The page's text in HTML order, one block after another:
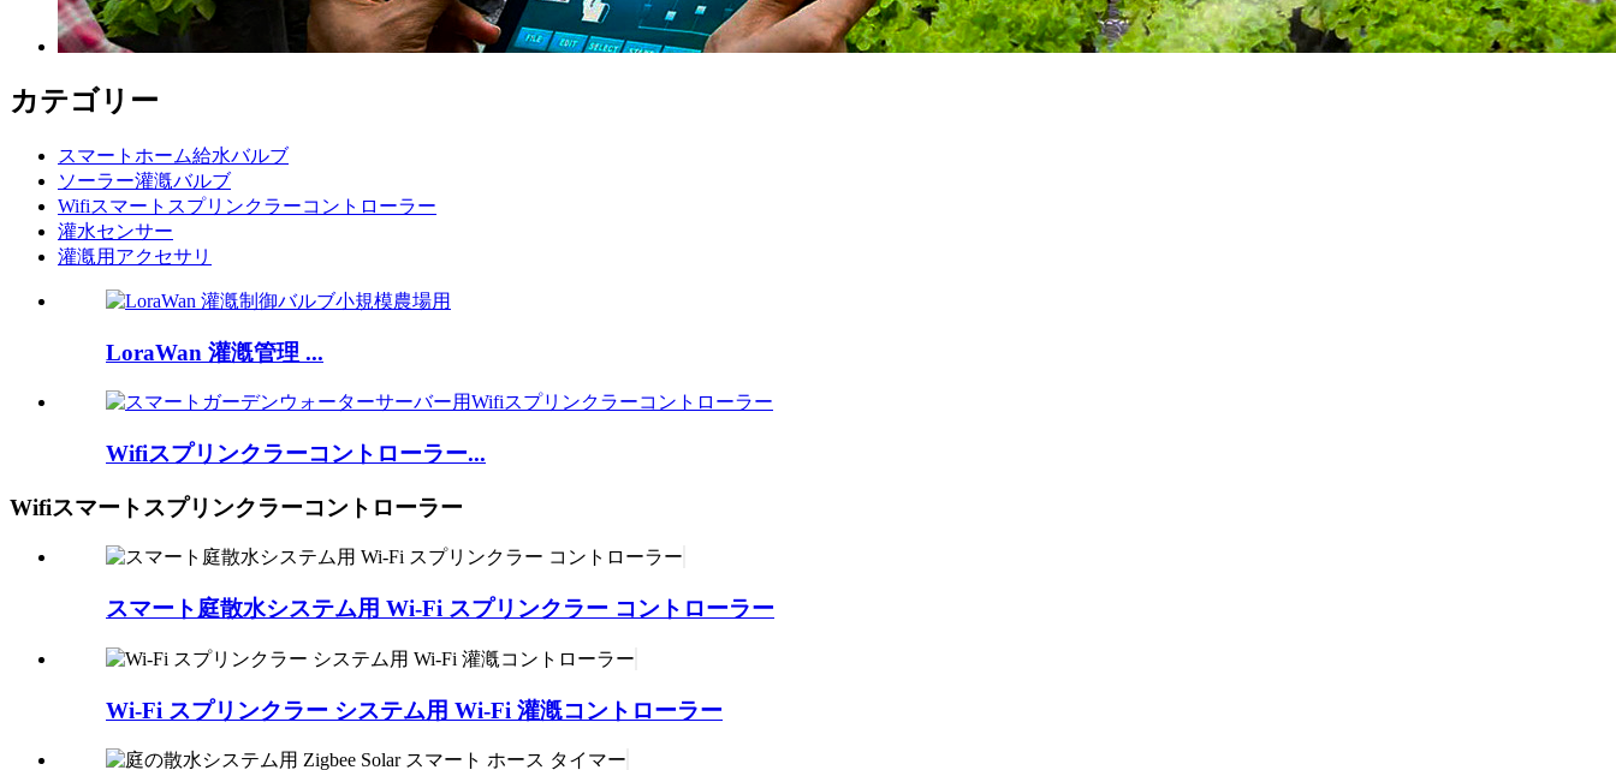
カテゴリー
スマートホーム給水バルブ
ソーラー灌漑バルブ
Wifiスマートスプリンクラーコントローラー
灌水センサー
灌漑用アクセサリ
LoraWan 灌漑管理 ...
Wifiスプリンクラーコントローラー...
Wifiスマートスプリンクラーコントローラー
スマート庭散水システム用 Wi-Fi スプリンクラー コントローラー
Wi-Fi スプリンクラー システム用 Wi-Fi 灌漑コントローラー